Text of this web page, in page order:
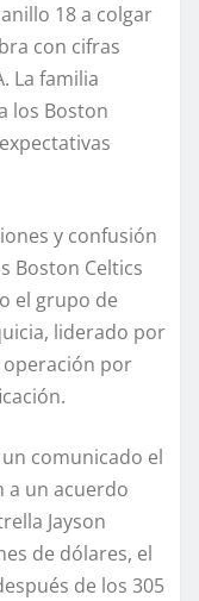
18 a colgar
con cifras
La familia
los Boston
y confusión
Boston Celtics
el grupo de
liderado por
operación por
comunicado el
a un acuerdo
Jayson
de dólares, el
de los 305